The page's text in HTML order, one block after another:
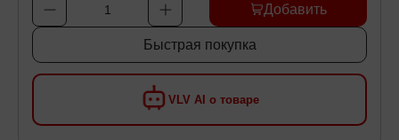
VLV AI о товаре
1 Добавить
Быстрая покупка